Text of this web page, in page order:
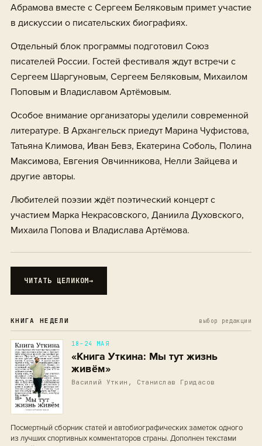
Абрамова вместе с Сергеем Беляковым примет участие
в дискуссии о писательских биографиях.
Отдельный блок программы подготовил Союз
писателей России. Гостей фестиваля ждут встречи с
Сергеем Шаргуновым, Сергеем Беляковым, Михаилом
Поповым и Владиславом Артёмовым.
Особое внимание организаторы уделили современной
литературе. В Архангельск приедут Марина Чуфистова,
Татьяна Климова, Иван Бевз, Екатерина Соболь, Полина
Максимова, Евгения Овчинникова, Нелли Зайцева и
другие авторы.
Любителей поэзии ждёт поэтический концерт с
участием Марка Некрасовского, Даниила Духовского,
Михаила Попова и Владислава Артёмова.
ЧИТАТЬ ЦЕЛИКОМ→
КНИГА НЕДЕЛИ выбор редакции
18–24 МАЯ
«Книга Уткина: Мы тут жизнь
живём»
Василий Уткин, Станислав Гридасов
Посмертный сборник статей и автобиографических заметок одного
из лучших спортивных комментаторов страны. Дополнен текстами